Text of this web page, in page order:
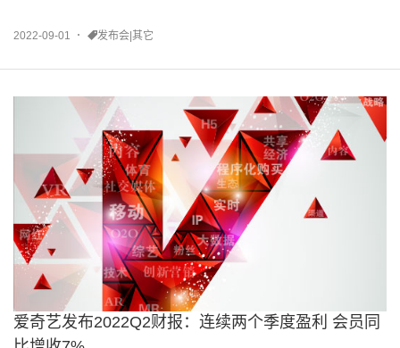
2022-09-01 发布会|其它
爱奇艺发布2022Q2财报：连续两个季度盈利 会员同